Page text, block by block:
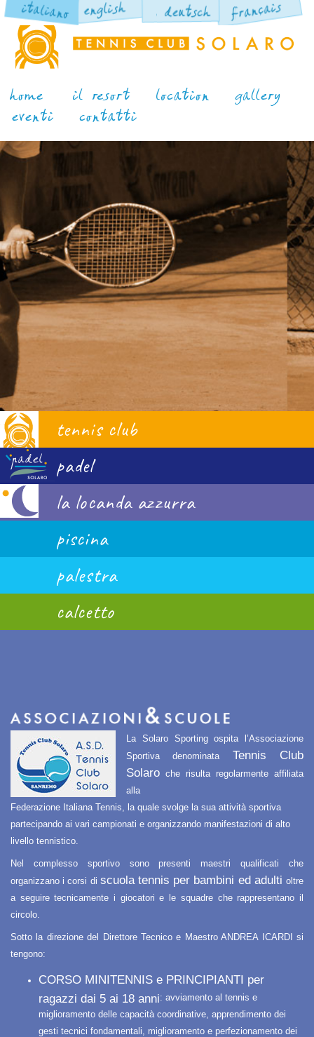
tennis club
padel
la locanda azzurra
piscina
palestra
calcetto
La Solaro Sporting ospita l’Associazione
Sportiva denominata Tennis Club
Solaro che risulta regolarmente affiliata
alla
Federazione Italiana Tennis, la quale svolge la sua attività sportiva
partecipando ai vari campionati e organizzando manifestazioni di alto
livello tennistico.
Nel complesso sportivo sono presenti maestri qualificati che
organizzano i corsi di scuola tennis per bambini ed adultioltre
a seguire tecnicamente i giocatori e le squadre che rappresentano il
circolo.
Sotto la direzione del Direttore Tecnico e Maestro ANDREA ICARDI si
tengono:
CORSO MINITENNIS e PRINCIPIANTI per
ragazzi dai 5 ai 18 anni: avviamento al tennis e
miglioramento delle capacità coordinative, apprendimento dei
gesti tecnici fondamentali, miglioramento e perfezionamento dei